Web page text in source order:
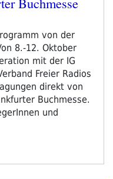
von der
8.-12. Oktober
mit der IG
Freier Radios
direkt von
Buchmesse.
und